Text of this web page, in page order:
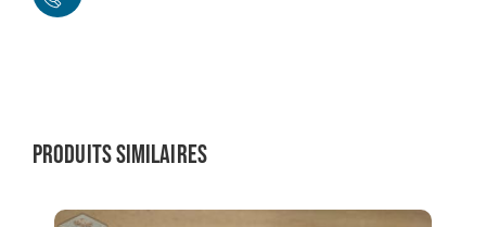
Produits similaires